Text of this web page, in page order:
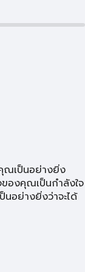
ณเป็นอย่างยิ่ง
องคุณเป็นกำลังใจ
อย่างยิ่งว่าจะได้